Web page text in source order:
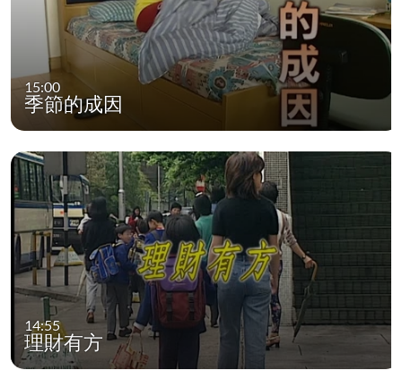
15:00
季節的成因
14:55
理財有方